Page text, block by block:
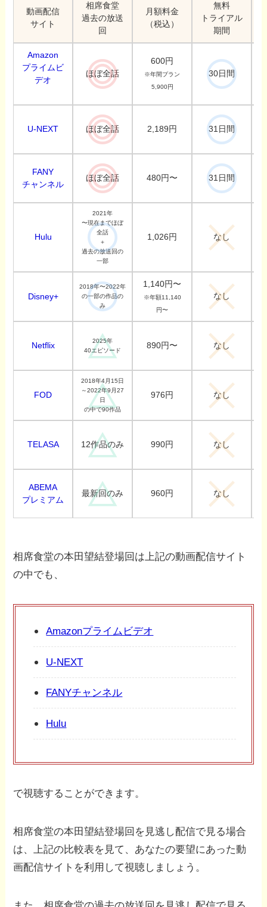
動画配信
サイト
相席食堂
過去の放送
回
月額料金
（税込）
無料
トライアル
期間
Amazon
プライムビ
デオ
ほぼ全話
600円
※年間プラン
5,900円
30日間
U-NEXT ほぼ全話 2,189円 31日間
FANY
チャンネル
ほぼ全話 480円〜 31日間
Hulu
2021年
〜現在までほぼ
全話
＋
過去の放送回の
一部
1,026円 なし
Disney+
2018年〜2022年
の一部の作品の
み
1,140円〜
※年額11,140
円〜
なし
Netflix
2025年
40エピソード
890円〜 なし
FOD
2018年4月15日
～2022年9月27
日
の中で90作品
976円 なし
TELASA 12作品のみ 990円 なし
ABEMA
プレミアム
最新回のみ 960円 なし
相席食堂の本田望結登場回は上記の動画配信サイト
の中でも、
Amazonプライムビデオ
U-NEXT
FANYチャンネル
Hulu
で視聴することができます。
相席食堂の本田望結登場回を見逃し配信で見る場合
は、上記の比較表を見て、あなたの要望にあった動
画配信サイトを利用して視聴しましょう。